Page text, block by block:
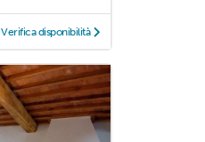
Verifica disponibilità